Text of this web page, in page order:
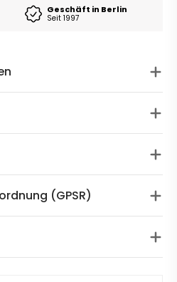
Geschäft in Berlin
Seit 1997
(GPSR)